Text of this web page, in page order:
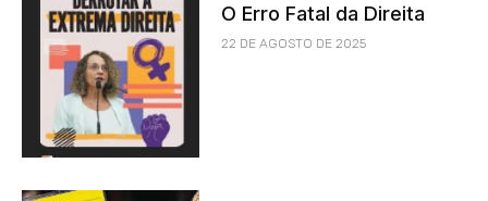
O Erro Fatal da Direita
22 DE AGOSTO DE 2025